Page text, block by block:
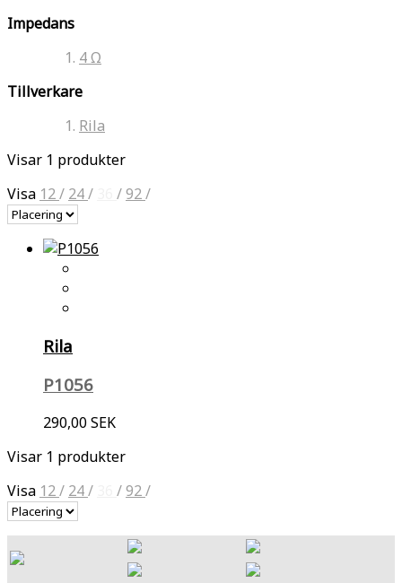
Impedans
4 Ω
Tillverkare
Rila
Visar 1 produkter
Visa 12/ 24/ /92/
Rila
P1056
290,00 SEK
Visar 1 produkter
Visa 12/ 24/ /92/